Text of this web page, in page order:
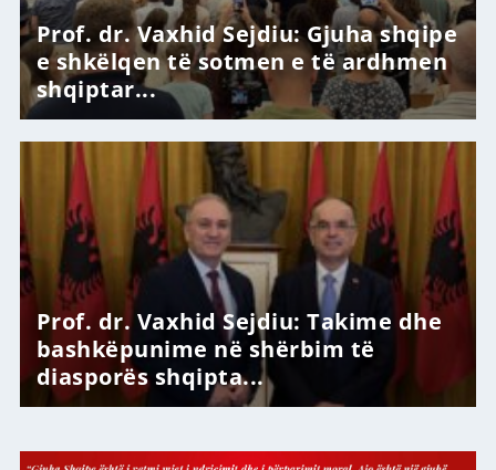
Prof. dr. Vaxhid Sejdiu: Gjuha shqipe
e shkëlqen të sotmen e të ardhmen
shqiptar...
Prof. dr. Vaxhid Sejdiu: Takime dhe
bashkëpunime në shërbim të
diasporës shqipta...